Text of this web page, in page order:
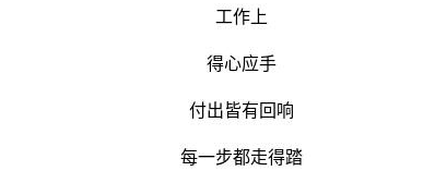
工作上
得心应手
付出皆有回响
每一步都走得踏